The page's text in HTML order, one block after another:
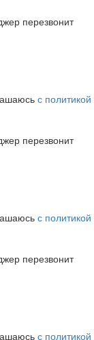
перезвонит
с политикой
перезвонит
с политикой
перезвонит
с политикой